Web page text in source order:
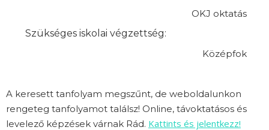
OKJ oktatás
Szükséges iskolai végzettség:
Középfok
A keresett tanfolyam megszűnt, de weboldalunkon
rengeteg tanfolyamot találsz! Online, távoktatásos és
levelező képzések várnak Rád. Kattints és jelentkezz!